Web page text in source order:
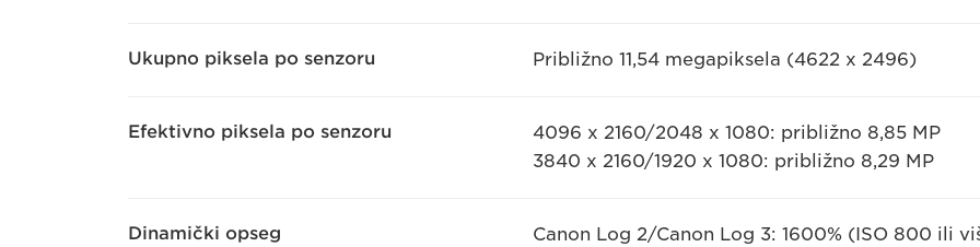
Ukupno piksela po senzoru Približno 11,54 megapiksela (4622 x 2496)
Efektivno piksela po senzoru
4096 x 2160/2048 x 1080: približno 8,85 MP
3840 x 2160/1920 x 1080: približno 8,29 MP
Dinamički opseg
Canon Log 2/Canon Log 3: 1600% (ISO 800 ili